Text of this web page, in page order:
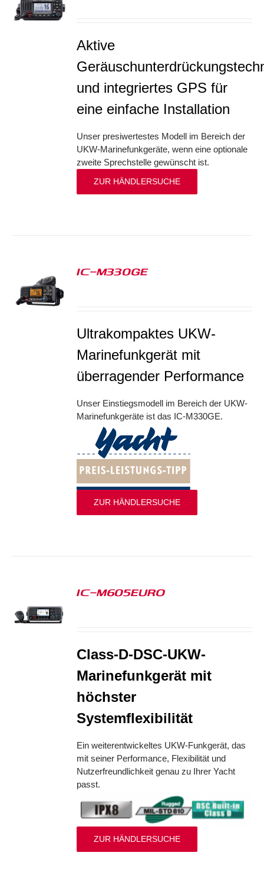
Aktive
und integriertes GPS für
eine einfache Installation
Unser presiwertestes Modell im Bereich der
UKW-Marinefunkgeräte, wenn eine optionale
zweite Sprechstelle gewünscht ist.
ZUR HÄNDLERSUCHE
IC-M330GE
Ultrakompaktes UKW-
Marinefunkgerät mit
überragender Performance
Unser Einstiegsmodell im Bereich der UKW-
Marinefunkgeräte ist das IC-M330GE.
ZUR HÄNDLERSUCHE
IC-M605EURO
Class-D-DSC-UKW-
Marinefunkgerät mit
höchster
Systemflexibilität
Ein weiterentwickeltes UKW-Funkgerät, das
mit seiner Performance, Flexibilität und
Nutzerfreundlichkeit genau zu Ihrer Yacht
passt.
ZUR HÄNDLERSUCHE